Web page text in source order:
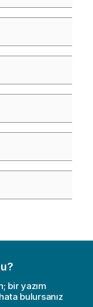
bir yazım
bulursanız